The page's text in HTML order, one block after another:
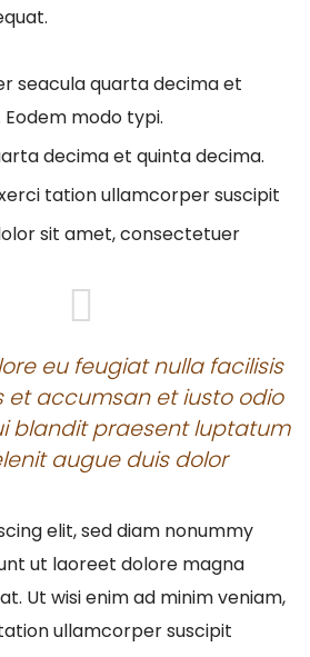
seacula quarta decima et
modo typi.
decima et quinta decima.
tation ullamcorper suscipit
sit amet, consectetuer
eu feugiat nulla facilisis
et accumsan et iusto odio
blandit praesent luptatum
augue duis dolor
elit, sed diam nonummy
ut laoreet dolore magna
Ut wisi enim ad minim veniam,
ullamcorper suscipit